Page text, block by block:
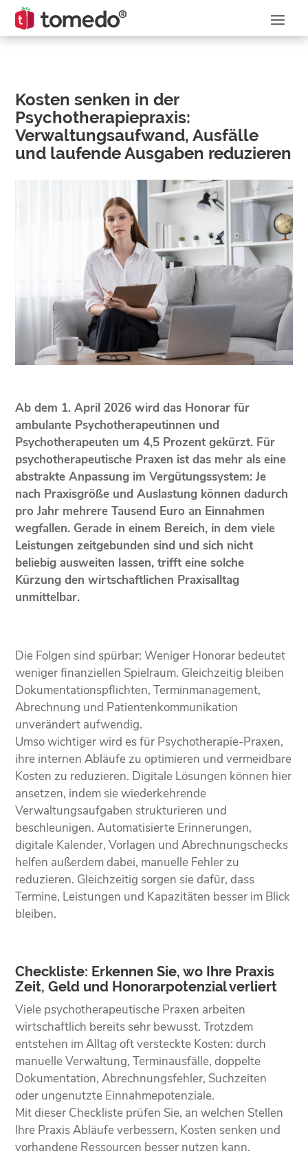
Kosten senken in der
Psychotherapiepraxis:
Verwaltungsaufwand, Ausfälle
und laufende Ausgaben reduzieren
Ab dem 1. April 2026 wird das Honorar für
ambulante Psychotherapeutinnen und
Psychotherapeuten um 4,5 Prozent gekürzt. Für
psychotherapeutische Praxen ist das mehr als eine
abstrakte Anpassung im Vergütungssystem: Je
nach Praxisgröße und Auslastung können dadurch
pro Jahr mehrere Tausend Euro an Einnahmen
wegfallen. Gerade in einem Bereich, in dem viele
Leistungen zeitgebunden sind und sich nicht
beliebig ausweiten lassen, trifft eine solche
Kürzung den wirtschaftlichen Praxisalltag
unmittelbar.
Die Folgen sind spürbar: Weniger Honorar bedeutet
weniger finanziellen Spielraum. Gleichzeitig bleiben
Dokumentationspflichten, Terminmanagement,
Abrechnung und Patientenkommunikation
unverändert aufwendig.
Umso wichtiger wird es für Psychotherapie-Praxen,
ihre internen Abläufe zu optimieren und vermeidbare
Kosten zu reduzieren. Digitale Lösungen können hier
ansetzen, indem sie wiederkehrende
Verwaltungsaufgaben strukturieren und
beschleunigen. Automatisierte Erinnerungen,
digitale Kalender, Vorlagen und Abrechnungschecks
helfen außerdem dabei, manuelle Fehler zu
reduzieren. Gleichzeitig sorgen sie dafür, dass
Termine, Leistungen und Kapazitäten besser im Blick
bleiben.
Checkliste: Erkennen Sie, wo Ihre Praxis
Zeit, Geld und Honorarpotenzial verliert
Viele psychotherapeutische Praxen arbeiten
wirtschaftlich bereits sehr bewusst. Trotzdem
entstehen im Alltag oft versteckte Kosten: durch
manuelle Verwaltung, Terminausfälle, doppelte
Dokumentation, Abrechnungsfehler, Suchzeiten
oder ungenutzte Einnahmepotenziale.
Mit dieser Checkliste prüfen Sie, an welchen Stellen
Ihre Praxis Abläufe verbessern, Kosten senken und
vorhandene Ressourcen besser nutzen kann.